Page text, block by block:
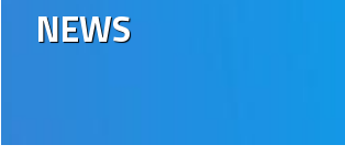
NEWS